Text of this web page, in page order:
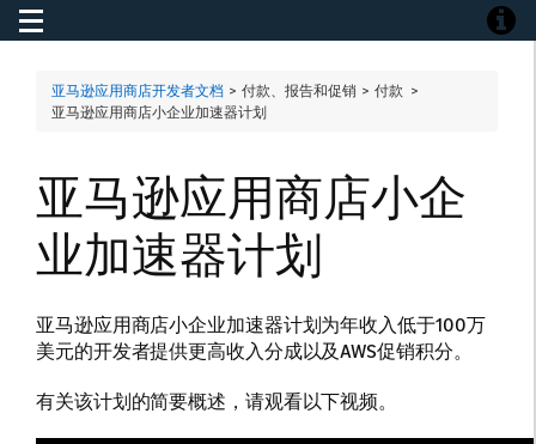
Toggle navigation
亚马逊应用商店开发者文档 > 付款、报告和促销 > 付款 >
亚马逊应用商店小企业加速器计划
亚马逊应用商店小企
业加速器计划
亚马逊应用商店小企业加速器计划为年收入低于100万
美元的开发者提供更高收入分成以及AWS促销积分。
有关该计划的简要概述，请观看以下视频。